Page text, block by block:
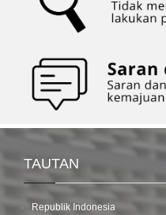
TAUTAN
Republik Indonesia